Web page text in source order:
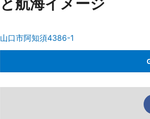
山口市阿知須4386-1